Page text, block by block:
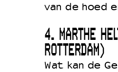
van de hoed
4. MARTHE
ROTTERDAM)
Wat kan de